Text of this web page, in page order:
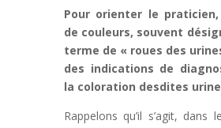
Pour orienter le
de couleurs, souvent
terme de « roues des
des indications de
la coloration desdites
Rappelons qu’il s’agit, dans